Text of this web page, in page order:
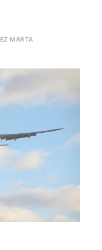
MARTA